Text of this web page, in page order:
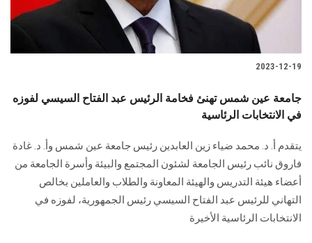
2023-12-19
جامعة عين شمس تهنئ فخامة الرئيس عبد الفتاح السيسي لفوزه
في الانتخابات الرئاسية
يتقدم أ. د. محمد ضياء زين العابدين رئيس جامعة عين شمس وأ. د. غادة
فاروق نائب رئيس الجامعة لشئون المجتمع والبيئة وأسرة الجامعة من
أعضاء هيئة التدريس والهيئة المعاونة والطلاب والعاملين بخالص
التهاني للرئيس عبد الفتاح السيسي رئيس الجمهورية، لفوزه في
الانتخابات الرئاسية الأخيرة